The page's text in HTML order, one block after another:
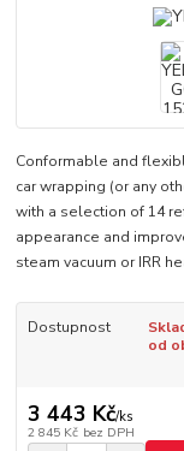
Conformable and
car wrapping (or any
with a selection of 14
appearance and
steam vacuum or IRR
Dostupnost
od
3 443 Kč/ks
2 845 Kč bez DPH